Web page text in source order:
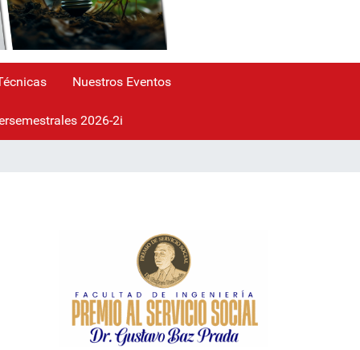
Nuestros Eventos
2026-2i